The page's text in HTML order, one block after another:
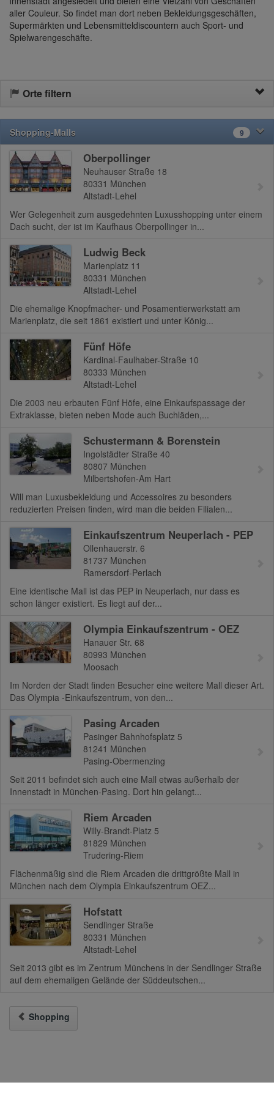
aller Couleur. So findet man dort neben Bekleidungsgeschäften,
Supermärkten und Lebensmitteldiscountern auch Sport- und
Spielwarengeschäfte.
Orte filtern
Shopping-Malls 9
Oberpollinger
Neuhauser Straße 18
80331 München
Altstadt-Lehel
Wer Gelegenheit zum ausgedehnten Luxusshopping unter einem
Dach sucht, der ist im Kaufhaus Oberpollinger in...
Ludwig Beck
Marienplatz 11
80331 München
Altstadt-Lehel
Die ehemalige Knopfmacher- und Posamentierwerkstatt am
Marienplatz, die seit 1861 existiert und unter König...
Fünf Höfe
Kardinal-Faulhaber-Straße 10
80333 München
Altstadt-Lehel
Die 2003 neu erbauten Fünf Höfe, eine Einkaufspassage der
Extraklasse, bieten neben Mode auch Buchläden,...
Schustermann & Borenstein
Ingolstädter Straße 40
80807 München
Milbertshofen-Am Hart
Will man Luxusbekleidung und Accessoires zu besonders
reduzierten Preisen finden, wird man die beiden Filialen...
Einkaufszentrum Neuperlach - PEP
Ollenhauerstr. 6
81737 München
Ramersdorf-Perlach
Eine identische Mall ist das PEP in Neuperlach, nur dass es
schon länger existiert. Es liegt auf der...
Olympia Einkaufszentrum - OEZ
Hanauer Str. 68
80993 München
Moosach
Im Norden der Stadt finden Besucher eine weitere Mall dieser Art.
Das Olympia -Einkaufszentrum, von den...
Pasing Arcaden
Pasinger Bahnhofsplatz 5
81241 München
Pasing-Obermenzing
Seit 2011 befindet sich auch eine Mall etwas außerhalb der
Innenstadt in München-Pasing. Dort hin gelangt...
Riem Arcaden
Willy-Brandt-Platz 5
81829 München
Trudering-Riem
Flächenmäßig sind die Riem Arcaden die drittgrößte Mall in
München nach dem Olympia Einkaufszentrum OEZ...
Hofstatt
Sendlinger Straße
80331 München
Altstadt-Lehel
Seit 2013 gibt es im Zentrum Münchens in der Sendlinger Straße
auf dem ehemaligen Gelände der Süddeutschen...
Shopping